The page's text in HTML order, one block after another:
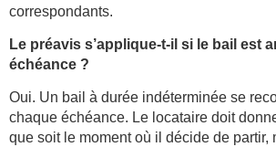
correspondants.
Le préavis s’applique-t-il si le bail est
échéance ?
Oui. Un bail à durée indéterminée se
chaque échéance. Le locataire doit
que soit le moment où il décide de partir,